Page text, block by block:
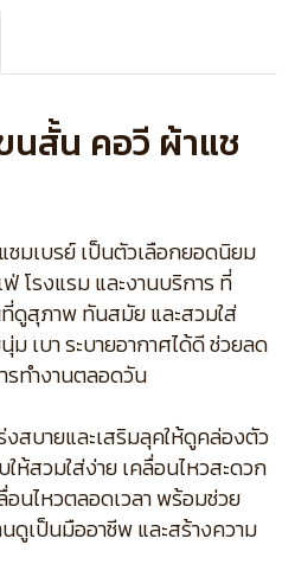
นสั้น คอวี ผ้าแช
มเบรย์ เป็นตัวเลือกยอดนิยม
โรงแรม และงานบริการ ที่
สุภาพ ทันสมัย และสวมใส่
เบา ระบายอากาศได้ดี ช่วยลด
รทำงานตลอดวัน
สบายและเสริมลุคให้ดูคล่องตัว
ห้สวมใส่ง่าย เคลื่อนไหวสะดวก
นไหวตลอดเวลา พร้อมช่วย
เป็นมืออาชีพ และสร้างความ